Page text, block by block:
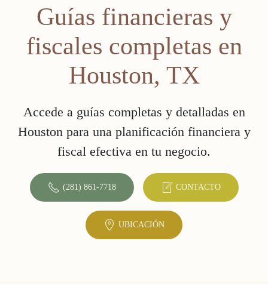
Guías financieras y
fiscales completas en
Houston, TX
Accede a guías completas y detalladas en
Houston para una planificación financiera y
fiscal efectiva en tu negocio.
(281) 861-7718 CONTACTO
UBICACIÓN